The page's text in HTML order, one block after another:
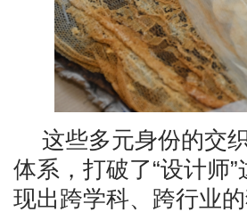
这些多元身份的交
体系，打破了“设计师
现出跨学科、跨行业